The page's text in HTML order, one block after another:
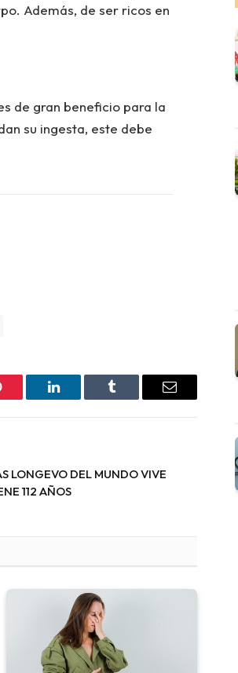
Además, de ser ricos en
de gran beneficio para la
su ingesta, este debe
LinkedIn Tumblr Email
LONGEVO DEL MUNDO VIVE
112 AÑOS